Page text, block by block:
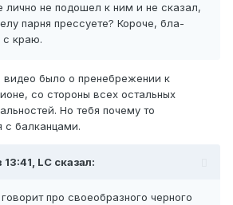
не подошел к ним и не сказал,
парня прессуете? Короче, бла-
с краю.
видео было о пренебрежении к
со стороны всех остальных
Но тебя почему то
с балканцами.
LC сказал:
про своеобразного черного